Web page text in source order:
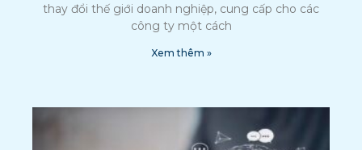
thay đổi thế giới doanh nghiệp, cung cấp cho các
công ty một cách
Xem thêm »